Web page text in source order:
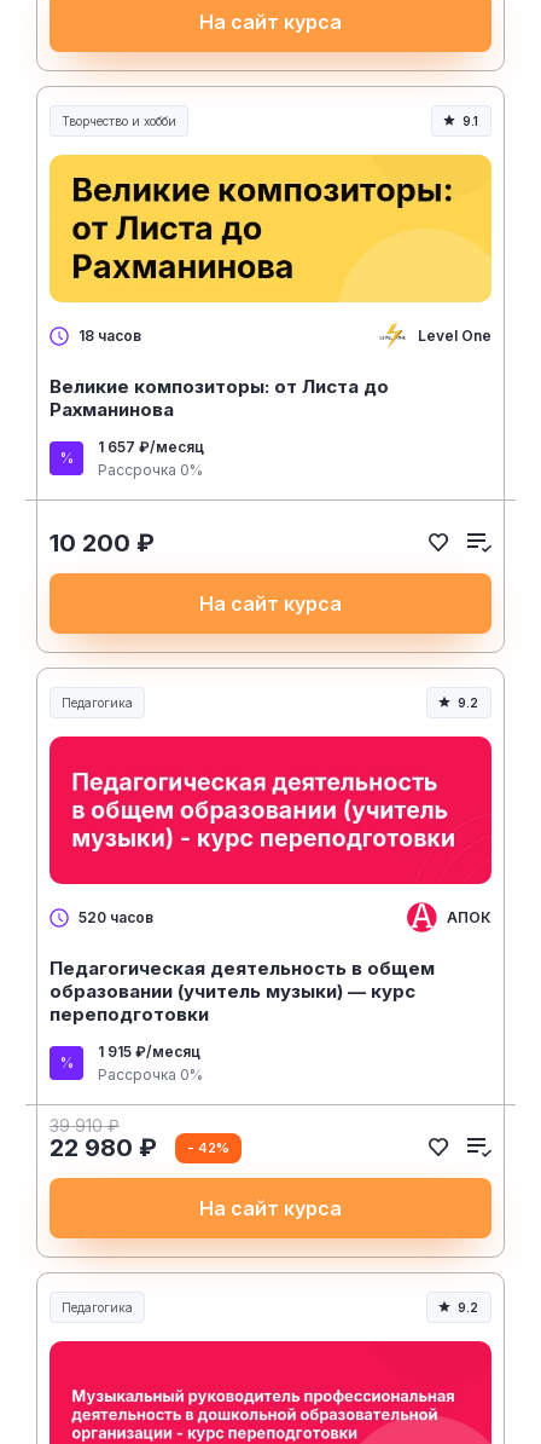
На сайт курса
Творчество и хобби
Творчество, контент и хобби
9.1
18 часов Level One
Великие композиторы: от Листа до
Рахманинова
1 657 ₽/месяц
Рассрочка 0%
10 200 ₽
На сайт курса
Педагогика
Образование и педагогика
9.2
520 часов АПОК
Педагогическая деятельность в общем
образовании (учитель музыки) — курс
переподготовки
1 915 ₽/месяц
Рассрочка 0%
39 910 ₽
22 980 ₽ - 42%
На сайт курса
Педагогика
Образование и педагогика
9.2